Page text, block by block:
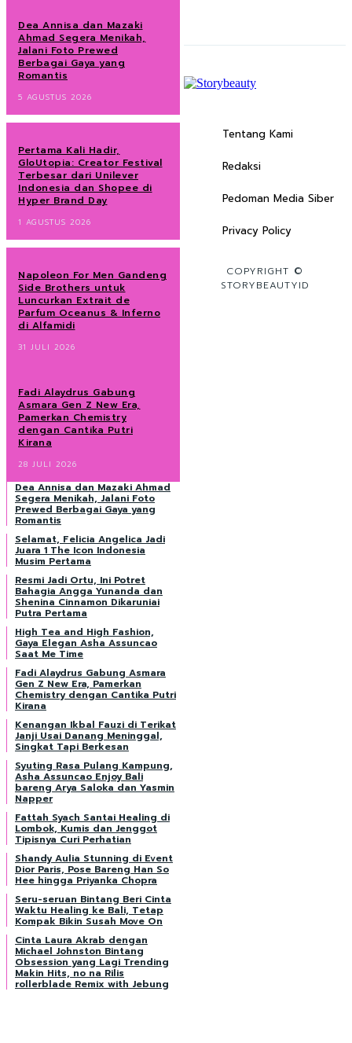
Dea Annisa dan Mazaki
Ahmad Segera Menikah,
Jalani Foto Prewed
Berbagai Gaya yang
Romantis
5 AGUSTUS 2026
Pertama Kali Hadir,
GloUtopia: Creator Festival
Terbesar dari Unilever
Indonesia dan Shopee di
Hyper Brand Day
1 AGUSTUS 2026
Napoleon For Men Gandeng
Side Brothers untuk
Luncurkan Extrait de
Parfum Oceanus & Inferno
di Alfamidi
31 JULI 2026
Fadi Alaydrus Gabung
Asmara Gen Z New Era,
Pamerkan Chemistry
dengan Cantika Putri
Kirana
28 JULI 2026
Dea Annisa dan Mazaki Ahmad
Segera Menikah, Jalani Foto
Prewed Berbagai Gaya yang
Romantis
Selamat, Felicia Angelica Jadi
Juara 1 The Icon Indonesia
Musim Pertama
Resmi Jadi Ortu, Ini Potret
Bahagia Angga Yunanda dan
Shenina Cinnamon Dikaruniai
Putra Pertama
High Tea and High Fashion,
Gaya Elegan Asha Assuncao
Saat Me Time
Fadi Alaydrus Gabung Asmara
Gen Z New Era, Pamerkan
Chemistry dengan Cantika Putri
Kirana
Kenangan Ikbal Fauzi di Terikat
Janji Usai Danang Meninggal,
Singkat Tapi Berkesan
Syuting Rasa Pulang Kampung,
Asha Assuncao Enjoy Bali
bareng Arya Saloka dan Yasmin
Napper
Fattah Syach Santai Healing di
Lombok, Kumis dan Jenggot
Tipisnya Curi Perhatian
Shandy Aulia Stunning di Event
Dior Paris, Pose Bareng Han So
Hee hingga Priyanka Chopra
Seru-seruan Bintang Beri Cinta
Waktu Healing ke Bali, Tetap
Kompak Bikin Susah Move On
Cinta Laura Akrab dengan
Michael Johnston Bintang
Obsession yang Lagi Trending
Makin Hits, no na Rilis
rollerblade Remix with Jebung
Tentang Kami
Redaksi
Pedoman Media Siber
Privacy Policy
COPYRIGHT ©
STORYBEAUTYID